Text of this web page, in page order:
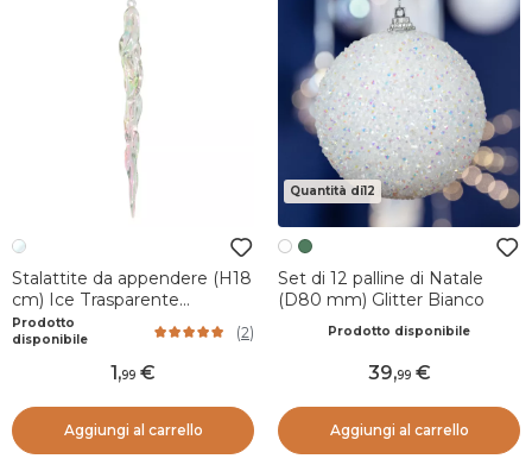
Stalattite da appendere (H18
cm) Ice Trasparente
iridescente
Prodotto
disponibile
(2)
1 ,99
Aggiungi al carrello
Quantità di12
Set di 12 palline di Natale
(D80 mm) Glitter Bianco
Prodotto disponibile
39,99
Aggiungi al carrello